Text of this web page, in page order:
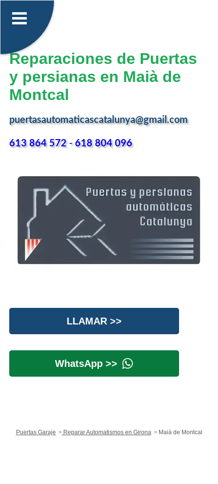
Reparaciones de Puertas
y persianas en Maià de
Montcal
puertasautomaticascatalunya@gmail.com
613 864 572-618 804 096
LLAMAR >>
WhatsApp >>
Puertas Garaje Reparar Automatismos en Girona Maià de Montcal